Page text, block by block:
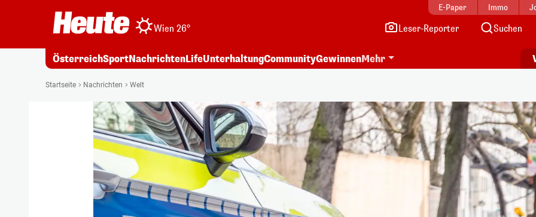
E-Paper Immo
Wien 26° Leser-Reporter Suchen
ÖsterreichSportNachrichtenLifeUnterhaltungCommunityGewinnenMehr
Startseite Nachrichten Welt